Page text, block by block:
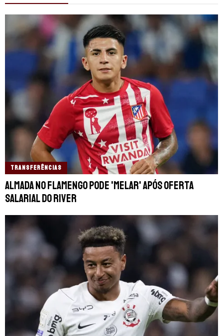
TRANSFERÊNCIAS
Almada no Flamengo pode 'melar' após oferta
salarial do River